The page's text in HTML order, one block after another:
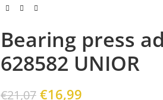
Bearing press
628582 UNIOR
€21,07 €16,99